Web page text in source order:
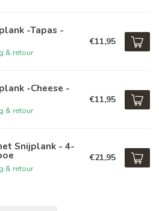
-Tapas -
& retour
€11,95
-Cheese -
& retour
€11,95
Snijplank - 4-
& retour
€21,95